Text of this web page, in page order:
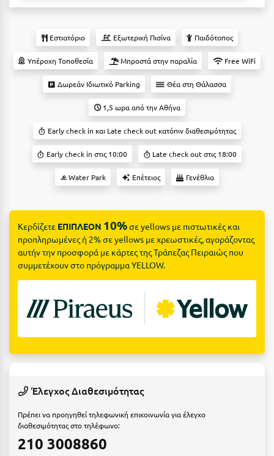
Αχαΐα
Βόλος
Βραχάτι Κορινθίας
Γαλαξiδι
Γλυφάδα
Γύθειο
Διακοπτό
Ε
Ελάτη Αρκαδίας
Studios
Boutique Hotels
Δες όλες τις προσφορές
Εστιατόριο Εξωτερική Πισίνα Παιδότοπος
Υπέροχη Τοποθεσία Μπροστά στην παραλία Free WiFi
Δωρεάν Ιδιωτικό Parking Θέα στη Θάλασσα
1,5 ωρα από την Αθήνα
Early check in και Late check out κατόπιν διαθεσιμότητας
Early check in στις 10:00 Late check out στις 18:00
Water Park Επέτειος Γενέθλια
Κερδίζετε ΕΠΙΠΛΕΟΝ 10%σε yellows με πιστωτικές και
προπληρωμένες ή 2% σε yellows με χρεωστικές, αγοράζοντας
αυτήν την προσφορά με κάρτες της Τράπεζας Πειραιώς που
συμμετέχουν στο πρόγραμμα YELLOW.
Έλεγχος Διαθεσιμότητας
Πρέπει να προηγηθεί τηλεφωνική επικοινωνία για έλεγχο
διαθεσιμότητας στο τηλέφωνο:
210 3008860